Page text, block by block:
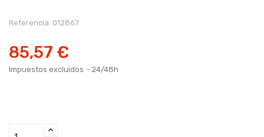
Referencia: 012867
85,57 €
Impuestos excluidos 24/48h